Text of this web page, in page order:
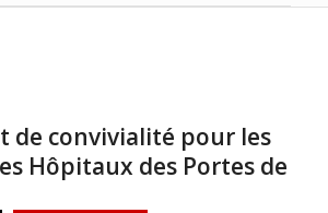
de convivialité pour les
Hôpitaux des Portes de